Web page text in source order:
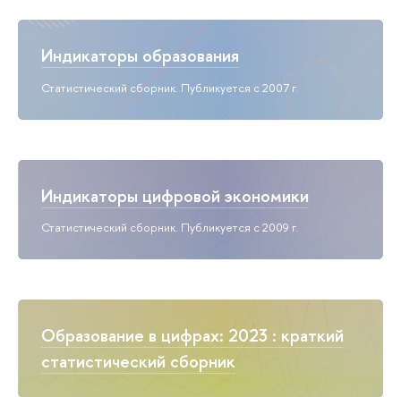
Индикаторы образования
Статистический сборник. Публикуется с 2007 г.
Индикаторы цифровой экономики
Статистический сборник. Публикуется с 2009 г.
Образование в цифрах: 2023 : краткий
статистический сборник